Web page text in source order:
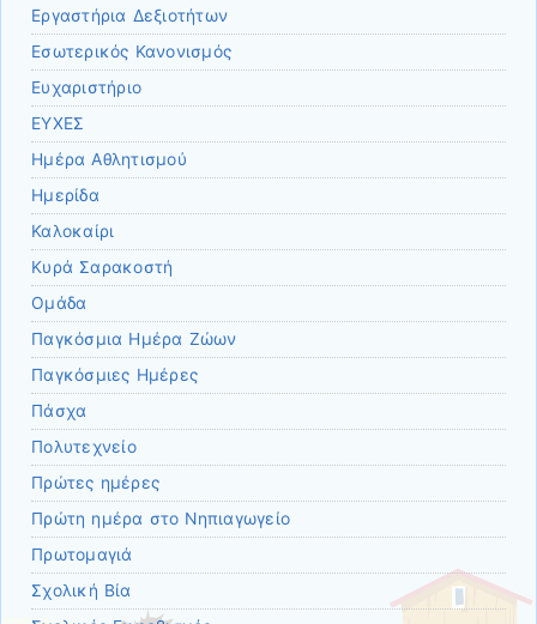
Εργαστήρια Δεξιοτήτων
Εσωτερικός Κανονισμός
Ευχαριστήριο
ΕΥΧΕΣ
Ημέρα Αθλητισμού
Ημερίδα
Καλοκαίρι
Κυρά Σαρακοστή
Ομάδα
Παγκόσμια Ημέρα Ζώων
Παγκόσμιες Ημέρες
Πάσχα
Πολυτεχνείο
Πρώτες ημέρες
Πρώτη ημέρα στο Νηπιαγωγείο
Πρωτομαγιά
Σχολική Βία